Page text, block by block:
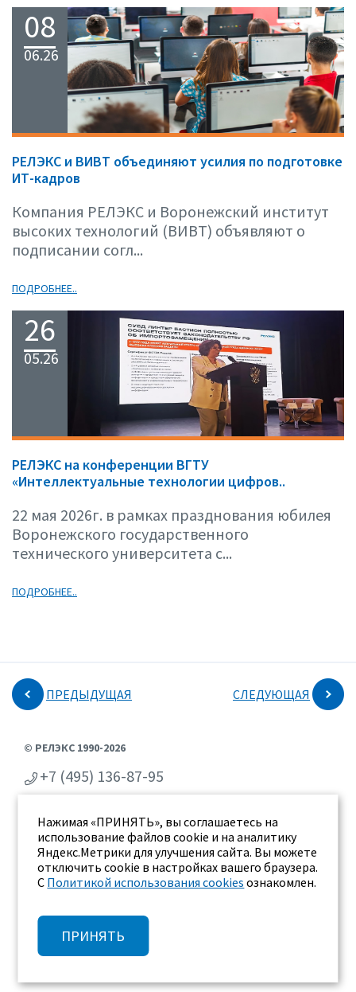
08
06.26
РЕЛЭКС и ВИВТ объединяют усилия по подготовке
ИТ-кадров
Компания РЕЛЭКС и Воронежский институт
высоких технологий (ВИВТ) объявляют о
подписании согл...
ПОДРОБНЕЕ..
26
05.26
РЕЛЭКС на конференции ВГТУ
«Интеллектуальные технологии цифров..
22 мая 2026г. в рамках празднования юбилея
Воронежского государственного
технического университета с...
ПОДРОБНЕЕ..
ПРЕДЫДУЩАЯ СЛЕДУЮЩАЯ
Нажимая «ПРИНЯТЬ», вы соглашаетесь на
использование файлов cookie и на аналитику
Яндекс.Метрики для улучшения сайта. Вы можете
отключить cookie в настройках вашего браузера.
С Политикой использования cookies ознакомлен.
ПРИНЯТЬ
© РЕЛЭКС 1990-2026
+7 (495) 136-87-95
г. Воронеж, ул. Бахметьева 2Б